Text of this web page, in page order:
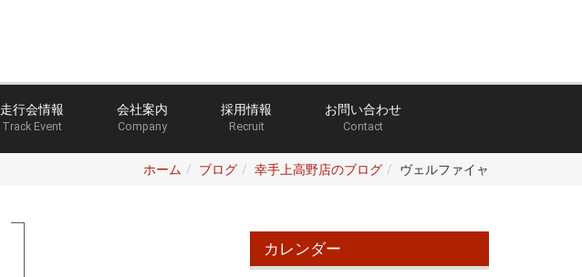
走行会情報
Track Event
会社案内
Company
採用情報
Recruit
お問い合わせ
Contact
ホーム ブログ 幸手上高野店のブログ ヴェルファイャ
カレンダー